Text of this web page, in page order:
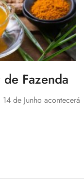
Fazenda
de Junho acontecerá